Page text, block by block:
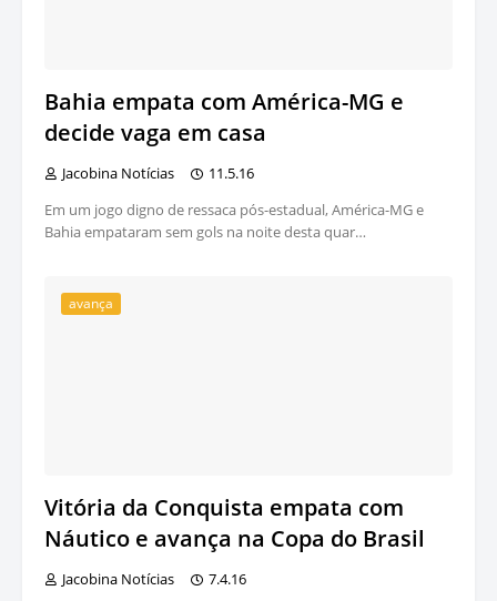
Bahia empata com América-MG e
decide vaga em casa
Jacobina Notícias
11.5.16
Em um jogo digno de ressaca pós-estadual, América-MG e
Bahia empataram sem gols na noite desta quar…
avança
Vitória da Conquista empata com
Náutico e avança na Copa do Brasil
Jacobina Notícias
7.4.16